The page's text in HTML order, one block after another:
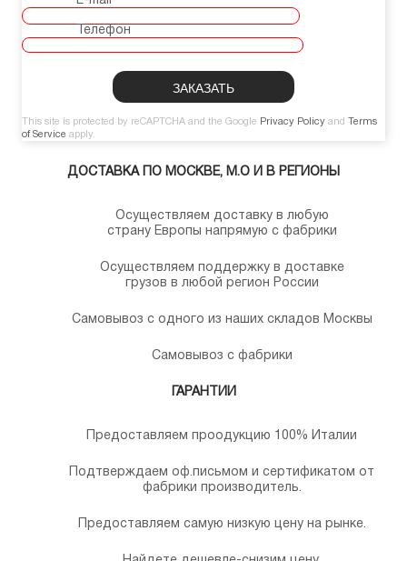
Телефон
This site is protected by reCAPTCHA and the Google Privacy Policy and
Terms
of Service apply.
ДОСТАВКА ПО МОСКВЕ, М.О И В РЕГИОНЫ
Осуществляем доставку в любую
страну Европы напрямую с фабрики
Осуществляем поддержку в доставке
грузов в любой регион России
Самовывоз с одного из наших складов Москвы
Самовывоз с фабрики
ГАРАНТИИ
Предоставляем проодукцию 100% Италии
Подтверждаем оф.письмом и сертификатом от
фабрики производитель.
Предоставляем самую низкую цену на рынке.